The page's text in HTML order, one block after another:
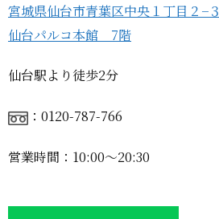
宮城県仙台市青葉区中央１丁目２−３
仙台パルコ本館 7階
仙台駅より徒歩2分
：0120-787-766
営業時間：10:00〜20:30